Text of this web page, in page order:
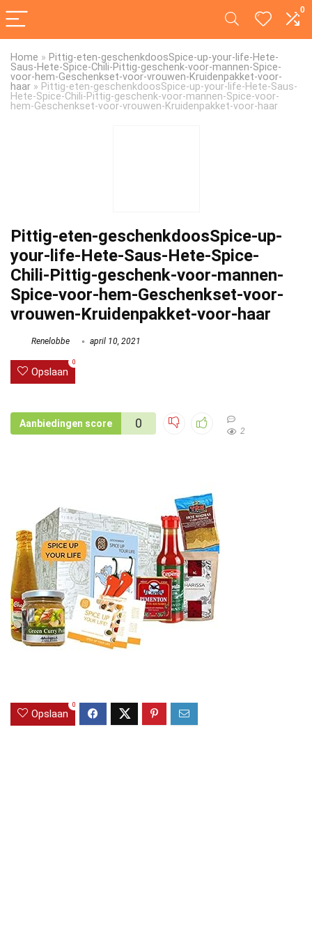
0
Home » Pittig-eten-geschenkdoosSpice-up-your-life-Hete-
Saus-Hete-Spice-Chili-Pittig-geschenk-voor-mannen-Spice-
voor-hem-Geschenkset-voor-vrouwen-Kruidenpakket-voor-
haar » Pittig-eten-geschenkdoosSpice-up-your-life-Hete-Saus-
Hete-Spice-Chili-Pittig-geschenk-voor-mannen-Spice-voor-
hem-Geschenkset-voor-vrouwen-Kruidenpakket-voor-haar
Pittig-eten-geschenkdoosSpice-up-
your-life-Hete-Saus-Hete-Spice-
Chili-Pittig-geschenk-voor-mannen-
Spice-voor-hem-Geschenkset-voor-
vrouwen-Kruidenpakket-voor-haar
Renelobbe april 10, 2021
Opslaan
0
Aanbiedingen score 0
2
Opslaan
0